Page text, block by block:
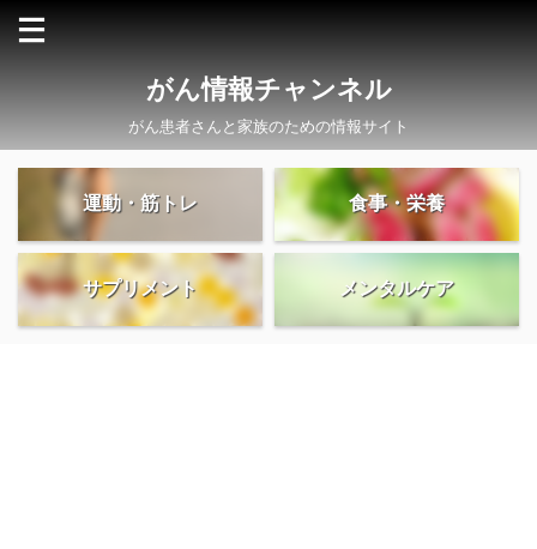
がん情報チャンネル
がん患者さんと家族のための情報サイト
運動・筋トレ 食事・栄養
サプリメント メンタルケア